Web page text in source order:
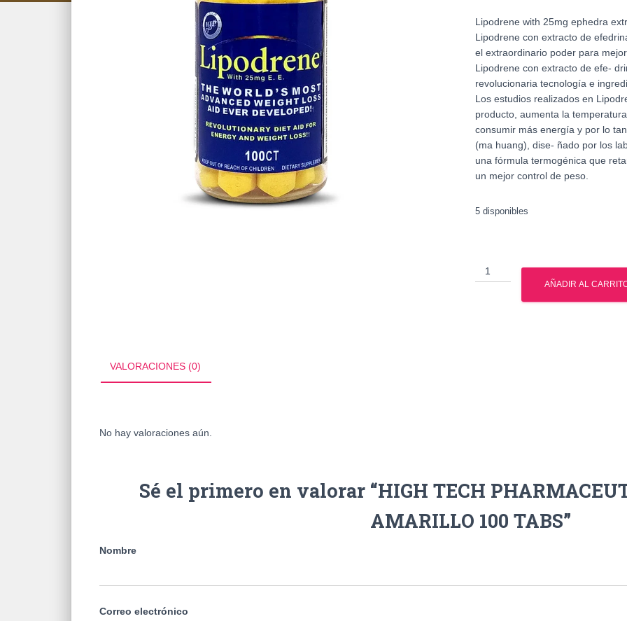
Lipodrene with 25mg ephedra
Lipodrene con extracto de
el extraordinario poder para
Lipodrene con extracto de efe-
revolucionaria tecnología e
Los estudios realizados en
producto, aumenta la
consumir más energía y por lo
(ma huang), dise- ñado por los
una fórmula termogénica que
un mejor control de peso.
5 disponibles
HIGH
TECH
PHARMACEUTICALS
AÑADIR AL
VALORACIONES (0)
No hay valoraciones aún.
Sé el primero en valorar “HIGH TECH
AMARILLO 100 TABS”
Nombre
Correo electrónico